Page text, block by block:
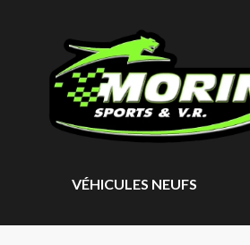
VÉHICULES NEUFS